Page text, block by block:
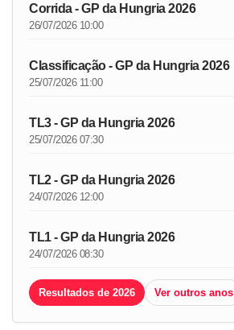
Corrida - GP da Hungria 2026
26/07/2026 10:00
Classificação - GP da Hungria 2026
25/07/2026 11:00
TL3 - GP da Hungria 2026
25/07/2026 07:30
TL2 - GP da Hungria 2026
24/07/2026 12:00
TL1 - GP da Hungria 2026
24/07/2026 08:30
Resultados de 2026 Ver outros anos